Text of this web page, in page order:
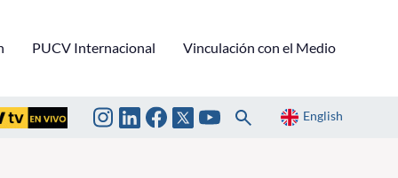
PUCV Internacional Vinculación con el Medio
English